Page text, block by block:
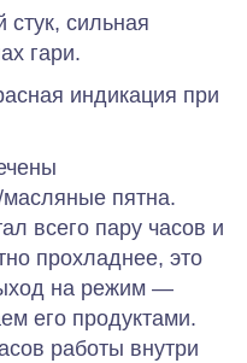
стук, сильная
гари.
индикация при
пятна.
всего пару часов и
прохладнее, это
на режим —
его продуктами.
работы внутри